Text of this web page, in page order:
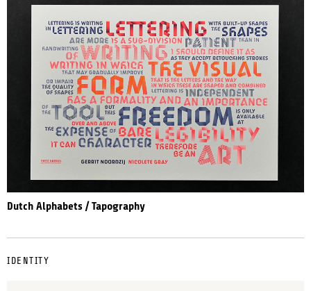
Dutch Alphabets / Tapography
IDENTITY